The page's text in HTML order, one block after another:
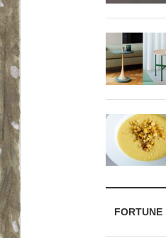
FORTUNE